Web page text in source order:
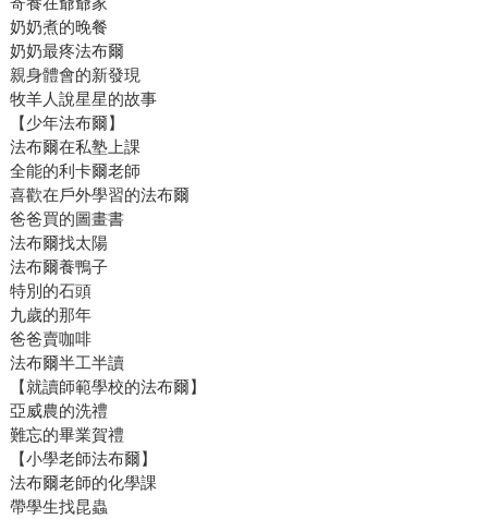
奶奶煮的晚餐
奶奶最疼法布爾
親身體會的新發現
牧羊人說星星的故事
【少年法布爾】
法布爾在私塾上課
全能的利卡爾老師
喜歡在戶外學習的法布爾
爸爸買的圖畫書
法布爾找太陽
法布爾養鴨子
特別的石頭
九歲的那年
爸爸賣咖啡
法布爾半工半讀
【就讀師範學校的法布爾】
亞威農的洗禮
難忘的畢業賀禮
【小學老師法布爾】
法布爾老師的化學課
帶學生找昆蟲